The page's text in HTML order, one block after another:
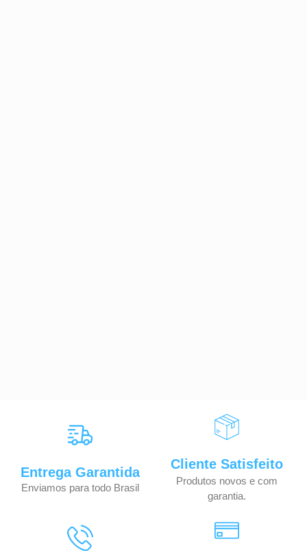
Entrega Garantida
Enviamos para todo Brasil
Cliente Satisfeito
Produtos novos e com
garantia.